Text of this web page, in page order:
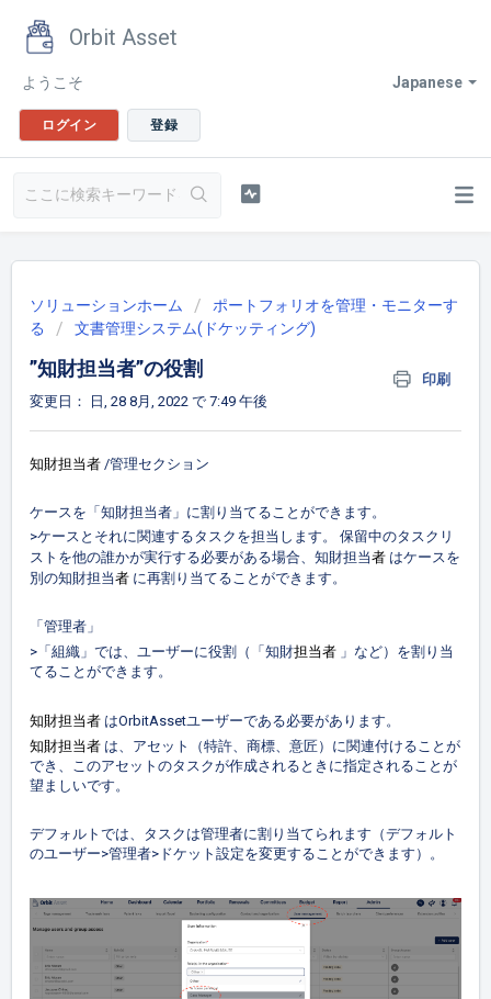
Orbit Asset
Japanese
ようこそ
ログイン 登録
ソリューションホーム
ポートフォリオを管理・モニターす
る
文書管理システム(ドケッティング)
”知財担当者”の役割
印刷
変更日： 日, 28 8月, 2022 で 7:49 午後
知財担当者 /管理セクション
ケースを「知財担当者」に割り当てることができます。
>ケースとそれに関連するタスクを担当します。 保留中のタスクリ
ストを他の誰かが実行する必要がある場合、知財担当者 はケースを
別の知財担当者 に再割り当てることができます。
「管理者」
>「組織」では、ユーザーに役割（「知財担当者 」など）を割り当
てることができます。
知財担当者 はOrbitAssetユーザーである必要があります。
知財担当者 は、アセット（特許、商標、意匠）に関連付けることが
でき、このアセットのタスクが作成されるときに指定されることが
望ましいです。
デフォルトでは、タスクは管理者に割り当てられます（デフォルト
のユーザー>管理者>ドケット設定を変更することができます）。